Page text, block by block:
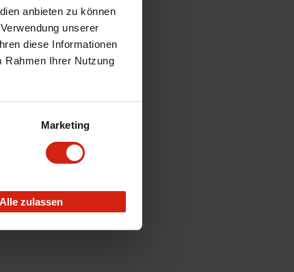
anbieten zu können
unserer
diese Informationen
Rahmen Ihrer Nutzung
Marketing
Alle zulassen